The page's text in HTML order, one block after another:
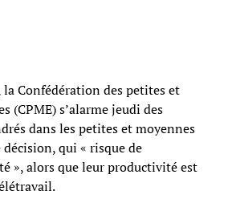
Confédération des petites et
(CPME) s’alarme jeudi des
dans les petites et moyennes
qui « risque de
», alors que leur productivité est